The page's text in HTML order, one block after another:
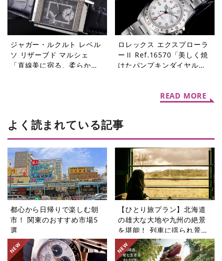
ジャガー・ルクルト レベル
ソ リザーブド マルシェ
「直線美に宿る、柔らかな
ロレックス エクスプローラ
ーⅡ Ref.16570「美しく焼
けたパンプキンダイヤル」
READ MORE
よく読まれている記事
都心から日帰りで楽しむ朝
市！ 関東のおすすめ市場5
選
【ひとり旅プラン】北海道
の雄大な大地や九州の絶景
を堪能！ 列車に揺られ景色
を楽しむ旅5選